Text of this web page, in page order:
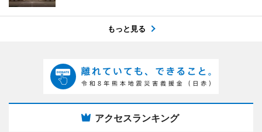
もっと見る
アクセスランキング